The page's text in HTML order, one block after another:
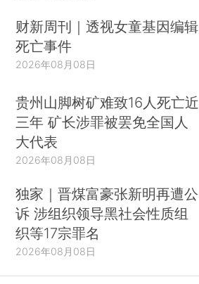
财新周刊｜透视女童基因编辑
死亡事件
2026年08月08日
贵州山脚树矿难致16人死亡近
三年 矿长涉罪被罢免全国人
大代表
2026年08月08日
独家｜晋煤富豪张新明再遭公
诉 涉组织领导黑社会性质组
织等17宗罪名
2026年08月08日